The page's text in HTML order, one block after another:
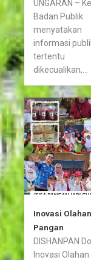
UNGARAN –
Badan Publik
menyatakan
informasi
tertentu
dikecualikan,...
Inovasi
Pangan
DISHANPAN
Inovasi Olahan